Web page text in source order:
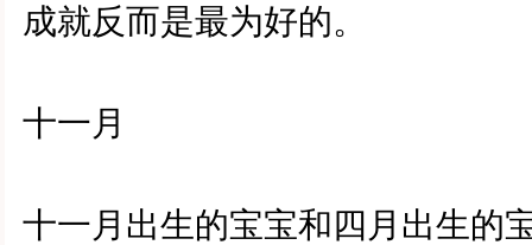
成就反而是最为好的。
十一月
十一月出生的宝宝和四月出生的